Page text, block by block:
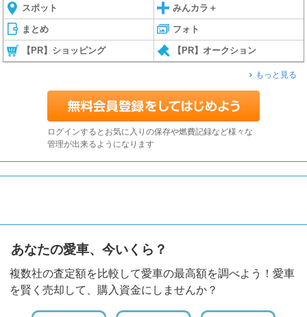
スポット みんカラ＋
まとめ フォト
【PR】ショッピング 【PR】オークション
もっと見る
ログインするとお気に入りの保存や燃費記録など様々な
管理が出来るようになります
あなたの愛車、今いくら？
複数社の査定額を比較して愛車の最高額を調べよう！愛車
を賢く売却して、購入資金にしませんか？